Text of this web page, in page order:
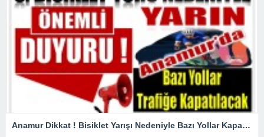
Anamur Dikkat ! Bisiklet Yarışı Nedeniyle Bazı Yollar Kapanacak